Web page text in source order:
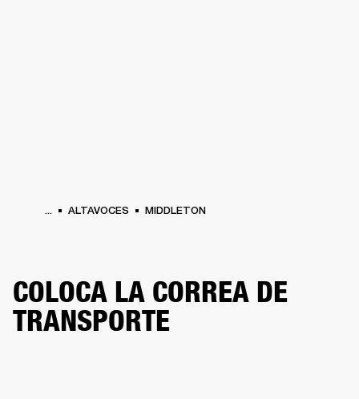
... ALTAVOCES MIDDLETON
COLOCA LA CORREA DE
TRANSPORTE